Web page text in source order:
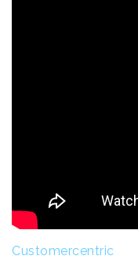
Customercentric